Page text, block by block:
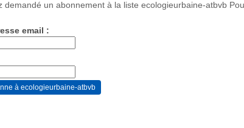
demandé un abonnement à la liste ecologieurbaine-atbvb
email :